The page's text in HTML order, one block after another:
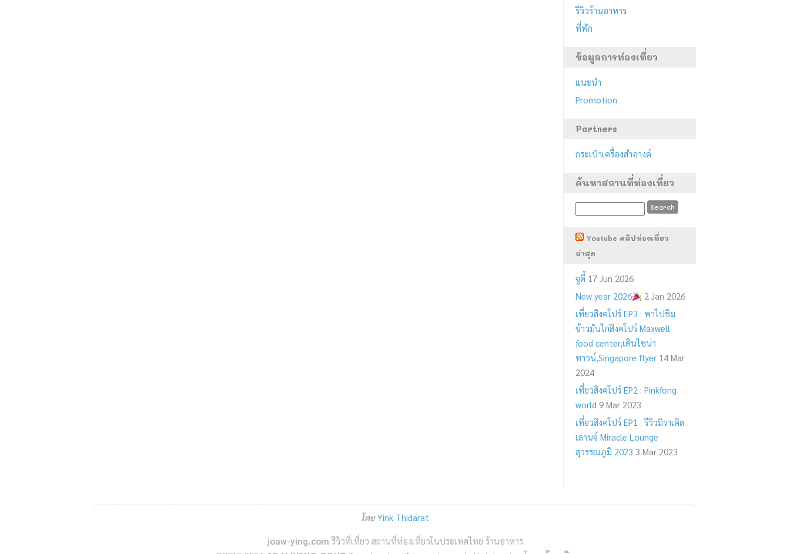
รีวิวร้านอาหาร
ที่พัก
ข้อมูลการท่องเที่ยว
แนะนำ
Promotion
Partners
กระเป๋าเครื่องสำอางค์
ค้นหาสถานที่ท่องเที่ยว
Youtube คลิปท่องเที่ยว
ล่าสุด
จูดี้ 17 Jun 2026
New year 2026
2 Jan 2026
เที่ยวสิงคโปร์ EP3 : พาไปชิม
ข้าวมันไก่สิงคโปร์ Maxwell
food center,เดินไชน่า
ทาวน์,Singapore flyer 14 Mar
2024
เที่ยวสิงคโปร์ EP2 : Pinkfong
world 9 Mar 2023
เที่ยวสิงคโปร์ EP1 : รีวิวมิราเคิล
เลานจ์ Miracle Lounge
สุวรรณภูมิ 2023 3 Mar 2023
โดยYink Thidarat
joaw-ying.com รีวิวที่เที่ยว สถานที่ท่องเที่ยวในประเทศไทย ร้านอาหาร